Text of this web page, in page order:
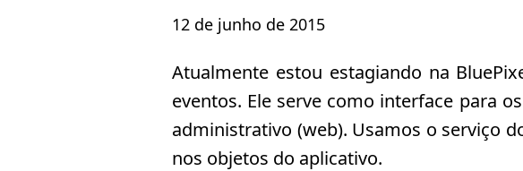
12 de junho de 2015
Atualmente estou estagiando na
eventos. Ele serve como interface para
administrativo (web). Usamos o serviço
nos objetos do aplicativo.